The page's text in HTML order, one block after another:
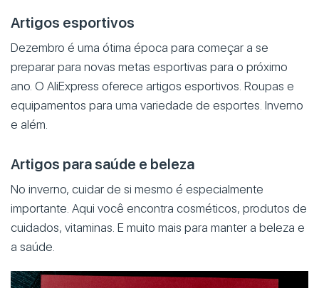
Artigos esportivos
Dezembro é uma ótima época para começar a se
preparar para novas metas esportivas para o próximo
ano. O AliExpress oferece artigos esportivos. Roupas e
equipamentos para uma variedade de esportes. Inverno
e além.
Artigos para saúde e beleza
No inverno, cuidar de si mesmo é especialmente
importante. Aqui você encontra cosméticos, produtos de
cuidados, vitaminas. E muito mais para manter a beleza e
a saúde.